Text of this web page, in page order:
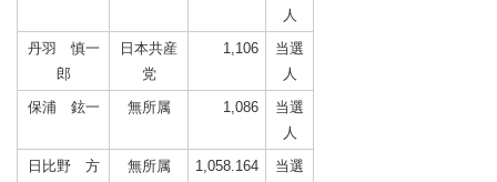
人
丹羽 慎一
郎
日本共産
党
1,106
当選
人
保浦 鉉一
無所属 1,086
当選
人
日比野 方
無所属 1,058.164
当選